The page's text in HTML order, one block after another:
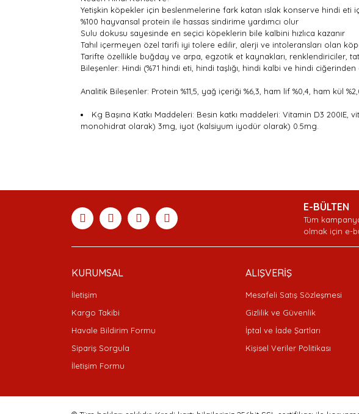
Yetişkin köpekler için beslenmelerine fark katan ıslak konserve hindi eti
%100 hayvansal protein ile hassas sindirime yardımcı olur
Sulu dokusu sayesinde en seçici köpeklerin bile kalbini hızlıca kazanır
Tahıl içermeyen özel tarifi iyi tolere edilir, alerji ve intoleransları olan
Tarifte özellikle buğday ve arpa, egzotik et kaynakları, renklendiriciler,
Bileşenler: Hindi (%71 hindi eti, hindi taşlığı, hindi kalbi ve hindi
Analitik Bileşenler: Protein %11,5, yağ içeriği %6,3, ham lif %0,4, ham kül
Kg Başına Katkı Maddeleri: Besin katkı maddeleri: Vitamin D3
monohidrat olarak) 3mg, iyot (kalsiyum iyodür olarak) 0.5mg.
Ürün açıklamasında eksik bilgiler bulunuyor.
Bu ürüne benzer farklı alternatifler olmalı.
E-BÜLTEN
Tüm
olmak için e-
KURUMSAL
İletişim
Kargo Takibi
Havale Bildirim Formu
Sipariş Sorgula
İletişim Formu
ALIŞVERİŞ
Mesafeli Satış Sözleşmesi
Gizlilik ve Güvenlik
İptal ve İade Şartları
Kişisel Veriler Politikası